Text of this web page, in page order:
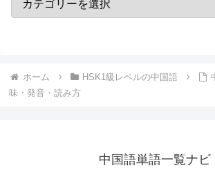
ホーム HSK1級レベルの中国語
味・発音・読み方
中国語単語一覧ナビ